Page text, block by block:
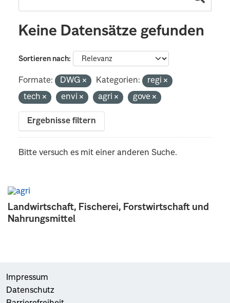
Landwirtschaft, Fischerei, Forstwirtschaft und
Nahrungsmittel
Keine Datensätze gefunden
Sortieren nach
Formate: DWG Kategorien:
regi
tech
envi agri gove
Ergebnisse filtern
Bitte versuch es mit einer anderen Suche.
Impressum
Datenschutz